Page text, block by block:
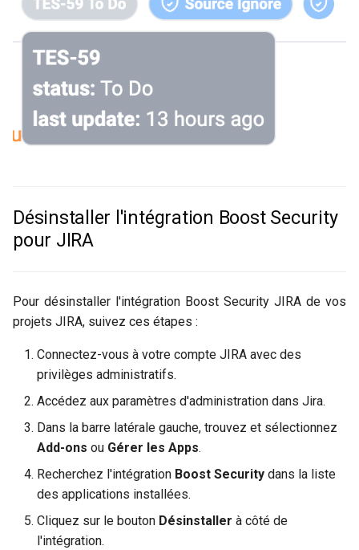
Désinstaller l'intégration Boost Security
pour JIRA
Pour désinstaller l'intégration Boost Security JIRA de vos
projets JIRA, suivez ces étapes :
Connectez-vous à votre compte JIRA avec des
privilèges administratifs.
Accédez aux paramètres d'administration dans Jira.
Dans la barre latérale gauche, trouvez et sélectionnez
Add-ons ou Gérer les Apps.
Recherchez l'intégration Boost Security dans la liste
des applications installées.
Cliquez sur le bouton Désinstaller à côté de
l'intégration.